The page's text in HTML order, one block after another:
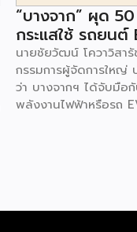
“บางจาก” ผุด
กระแสใช้ รถยนต์
นายชัยวัฒน์ โควาวิสารั
กรรมการผู้จัดการใหญ่
ว่า บางจากฯ ได้จับมือ
พลังงานไฟฟ้าหรือรถ
จะทำให้สถานีบริการน้